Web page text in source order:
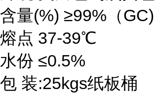
含量(%) ≥99%（GC)
熔点 37-39℃
水份 ≤0.5%
包 装:25kgs纸板桶